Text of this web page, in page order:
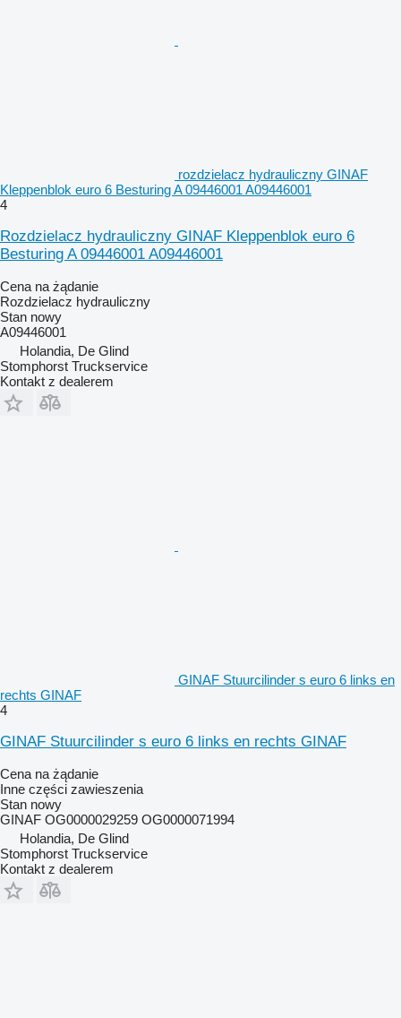
rozdzielacz hydrauliczny GINAF
Kleppenblok euro 6 Besturing A 09446001 A09446001
4
Rozdzielacz hydrauliczny GINAF Kleppenblok euro 6
Besturing A 09446001 A09446001
Cena na żądanie
Rozdzielacz hydrauliczny
Stan nowy
A09446001
Holandia, De Glind
Stomphorst Truckservice
Kontakt z dealerem
GINAF Stuurcilinder s euro 6 links en
rechts GINAF
4
GINAF Stuurcilinder s euro 6 links en rechts GINAF
Cena na żądanie
Inne części zawieszenia
Stan nowy
GINAF OG0000029259 OG0000071994
Holandia, De Glind
Stomphorst Truckservice
Kontakt z dealerem